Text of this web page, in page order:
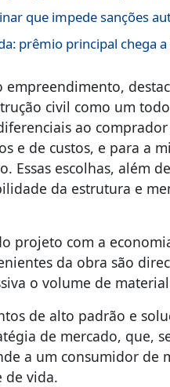
que impede sanções
prêmio principal chega
empreendimento,
civil como um
ao
e de custos, e para a
Essas escolhas, além
da estrutura e
projeto com a
da obra são
o volume de
de alto padrão e
de mercado, que,
a um consumidor
de vida.